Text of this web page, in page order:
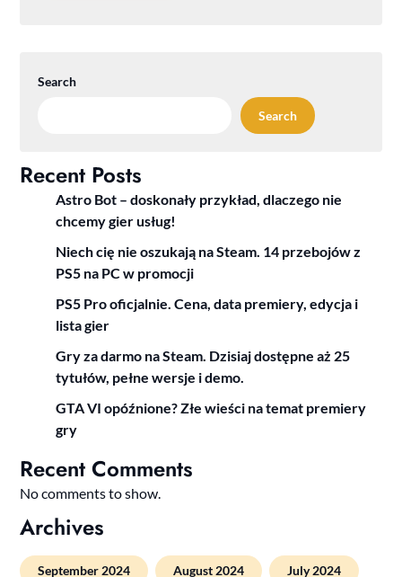
Search
Search
Recent Posts
Astro Bot – doskonały przykład, dlaczego nie
chcemy gier usług!
Niech cię nie oszukają na Steam. 14 przebojów z
PS5 na PC w promocji
PS5 Pro oficjalnie. Cena, data premiery, edycja i
lista gier
Gry za darmo na Steam. Dzisiaj dostępne aż 25
tytułów, pełne wersje i demo.
GTA VI opóźnione? Złe wieści na temat premiery
gry
Recent Comments
No comments to show.
Archives
September 2024 August 2024 July 2024